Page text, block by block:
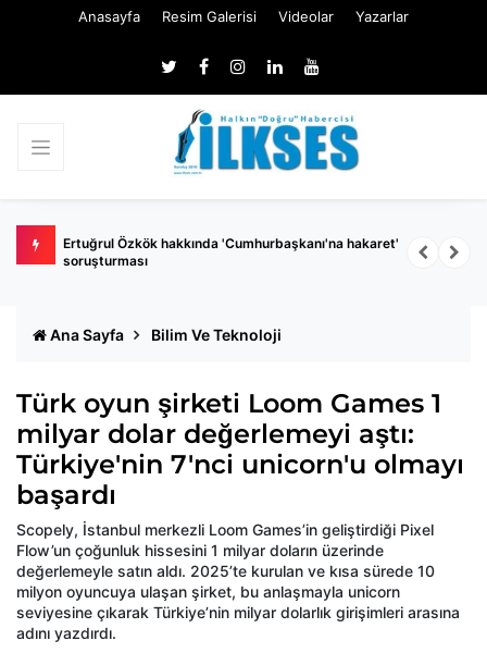
Anasayfa Resim Galerisi Videolar Yazarlar
belli
Ertuğrul Özkök hakkında 'Cumhurbaşkanı'na hakaret'
soruşturması
Ana Sayfa Bilim Ve Teknoloji
Türk oyun şirketi Loom Games 1
milyar dolar değerlemeyi aştı:
Türkiye'nin 7'nci unicorn'u olmayı
başardı
Scopely, İstanbul merkezli Loom Games’in geliştirdiği Pixel
Flow’un çoğunluk hissesini 1 milyar doların üzerinde
değerlemeyle satın aldı. 2025’te kurulan ve kısa sürede 10
milyon oyuncuya ulaşan şirket, bu anlaşmayla unicorn
seviyesine çıkarak Türkiye’nin milyar dolarlık girişimleri arasına
adını yazdırdı.